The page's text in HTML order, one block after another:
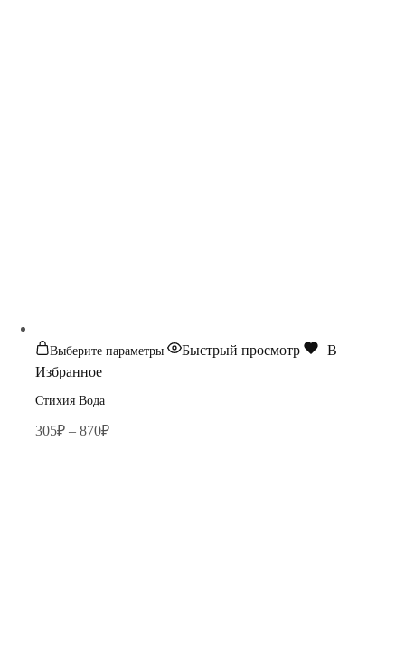
Выберите параметры Быстрый просмотр
В
Избранное
Стихия Вода
305₽ – 870₽